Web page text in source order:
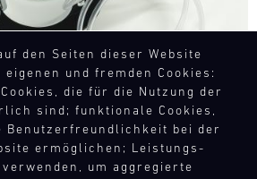
den Seiten dieser Website
und fremden Cookies:
die für die Nutzung der
sind; funktionale Cookies,
Benutzerfreundlichkeit bei der
ermöglichen; Leistungs-
um aggregierte